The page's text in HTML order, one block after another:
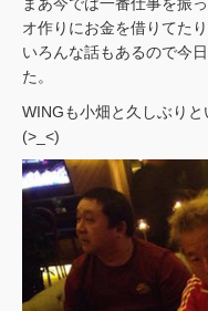
まあ今では一番仕事を振
オ作りにお金を借りてたり
いろんな話もあるので今
た。
WINGも小畑と久しぶり
(>_<)